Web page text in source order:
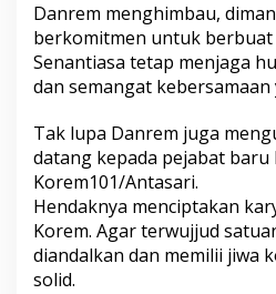
Danrem menghimbau,
berkomitmen untuk berbuat
Senantiasa tetap menjaga
dan semangat
Tak lupa Danrem juga
datang kepada pejabat
Korem101/Antasari.
Hendaknya menciptakan
Korem. Agar terwujjud
diandalkan dan memilii jiwa
solid.